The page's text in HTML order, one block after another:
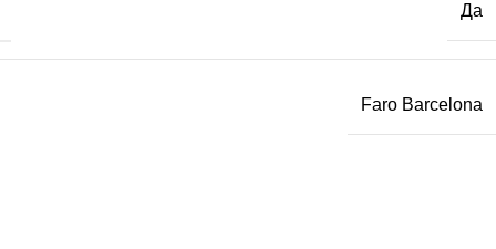
Да
Faro Barcelona